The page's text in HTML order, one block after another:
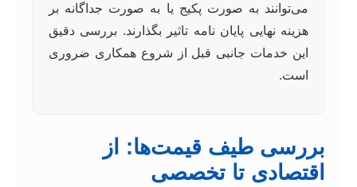
می‌توانند به صورت پکیج یا به صورت جداگانه بر
هزینه نهایی پایان نامه تاثیر بگذارند. بررسی دقیق
این خدمات جانبی قبل از شروع همکاری ضروری
است.
بررسی طیف قیمت‌ها: از
اقتصادی تا تخصصی